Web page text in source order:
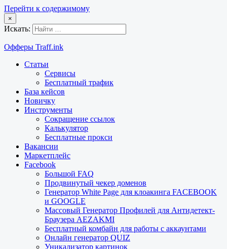
Перейти к содержимому
×
Искать:
Офферы Traff.ink
Статьи
Сервисы
Бесплатный трафик
База кейсов
Новичку
Инструменты
Сокращение ссылок
Калькулятор
Бесплатные прокси
Вакансии
Маркетплейс
Facebook
Большой FAQ
Продвинутый чекер доменов
Генератор White Page для клоакинга FACEBOOK
и GOOGLE
Массовый Генератор Профилей для Антидетект-
Браузера AEZAKMI
Бесплатный комбайн для работы с аккаунтами
Онлайн генератор QUIZ
Уникализатор картинок